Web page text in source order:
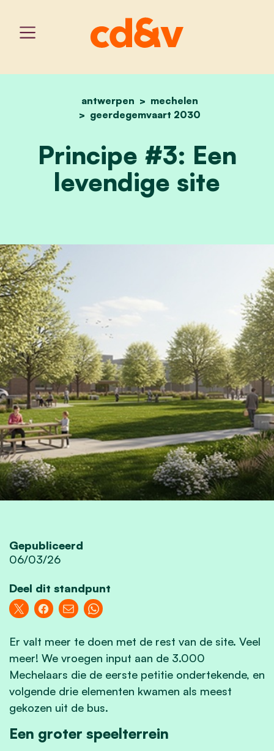
home
antwerpen
mechelen
geerdegemvaart 2030
principe #3: een
Principe #3: Een
levendige site
Gepubliceerd
06/03/26
Deel dit standpunt
Er valt meer te doen met de rest van de site. Veel
meer! We vroegen input aan de 3.000
Mechelaars die de eerste petitie ondertekende, en
volgende drie elementen kwamen als meest
gekozen uit de bus.
Een groter speelterrein